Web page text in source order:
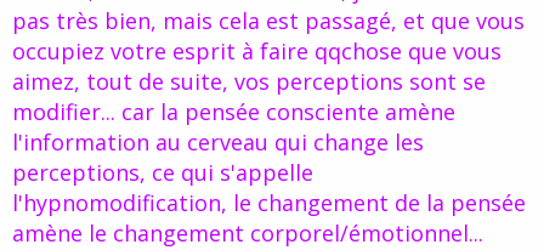
pas très bien, mais cela est passagé, et que vous
occupiez votre esprit à faire qqchose que vous
aimez, tout de suite, vos perceptions sont se
modifier... car la pensée consciente amène
l'information au cerveau qui change les
perceptions, ce qui s'appelle
l'hypnomodification, le changement de la pensée
amène le changement corporel/émotionnel...